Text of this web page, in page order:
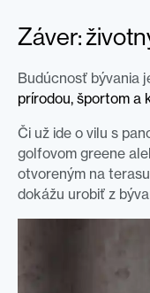
Záver:
Budúcnosť bývania
prírodou, športom a
Či už ide o vilu s
golfovom greene
otvoreným na
dokážu urobiť z